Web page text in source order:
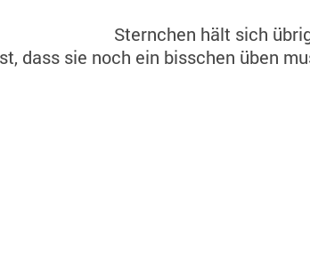
Sternchen hält sich
dass sie noch ein bisschen üben